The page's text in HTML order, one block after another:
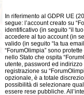
In riferimento al GDPR UE
segue: l’account creato su
identificativo (in seguito “il
accedere al tuo account (in
valido (in seguito “la tua
“ForumOlimpia” sono
nello Stato che ospita
utente, password ed
registrazione su
opzionale, è a totale
possibilità di selezionare
essere rese pubbliche.